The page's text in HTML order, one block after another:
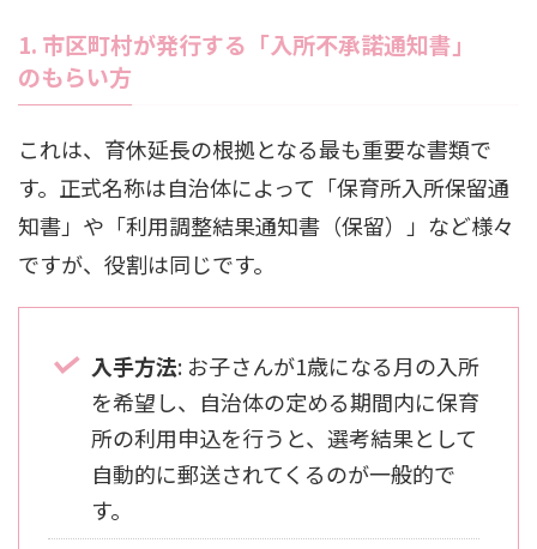
1. 市区町村が発行する「入所不承諾通知書」
のもらい方
これは、育休延長の根拠となる最も重要な書類で
す。正式名称は自治体によって「保育所入所保留通
知書」や「利用調整結果通知書（保留）」など様々
ですが、役割は同じです。
入手方法: お子さんが1歳になる月の入所
を希望し、自治体の定める期間内に保育
所の利用申込を行うと、選考結果として
自動的に郵送されてくるのが一般的で
す。